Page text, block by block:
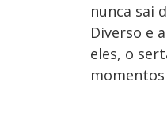
nunca sai
Diverso e
eles, o